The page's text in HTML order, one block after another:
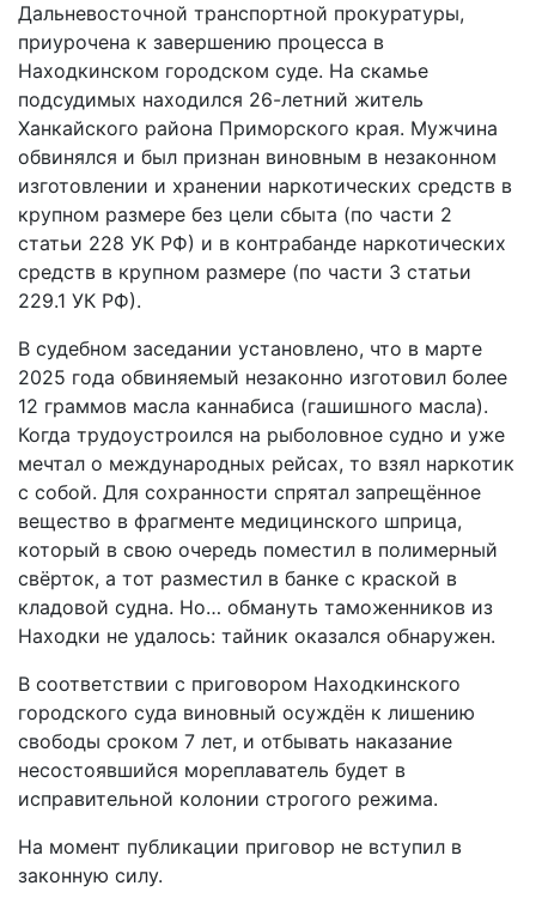
Дальневосточной транспортной прокуратуры,
приурочена к завершению процесса в
Находкинском городском суде. На скамье
подсудимых находился 26-летний житель
Ханкайского района Приморского края. Мужчина
обвинялся и был признан виновным в незаконном
изготовлении и хранении наркотических средств в
крупном размере без цели сбыта (по части 2
статьи 228 УК РФ) и в контрабанде наркотических
средств в крупном размере (по части 3 статьи
229.1 УК РФ).
В судебном заседании установлено, что в марте
2025 года обвиняемый незаконно изготовил более
12 граммов масла каннабиса (гашишного масла).
Когда трудоустроился на рыболовное судно и уже
мечтал о международных рейсах, то взял наркотик
с собой. Для сохранности спрятал запрещённое
вещество в фрагменте медицинского шприца,
который в свою очередь поместил в полимерный
свёрток, а тот разместил в банке с краской в
кладовой судна. Но… обмануть таможенников из
Находки не удалось: тайник оказался обнаружен.
В соответствии с приговором Находкинского
городского суда виновный осуждён к лишению
свободы сроком 7 лет, и отбывать наказание
несостоявшийся мореплаватель будет в
исправительной колонии строгого режима.
На момент публикации приговор не вступил в
законную силу.